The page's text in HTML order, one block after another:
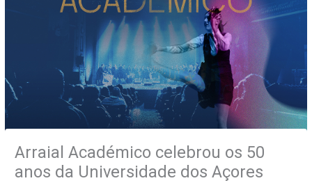
Arraial Académico celebrou os 50
anos da Universidade dos Açores